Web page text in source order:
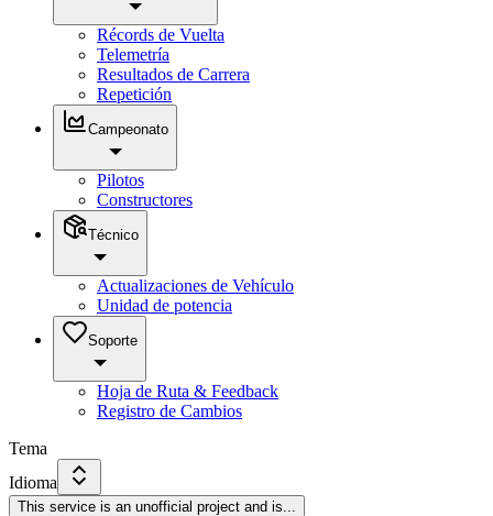
Récords de Vuelta
Telemetría
Resultados de Carrera
Repetición
Campeonato
Pilotos
Constructores
Técnico
Actualizaciones de Vehículo
Unidad de potencia
Soporte
Hoja de Ruta & Feedback
Registro de Cambios
Tema
Idioma
This service is an unofficial project and is...